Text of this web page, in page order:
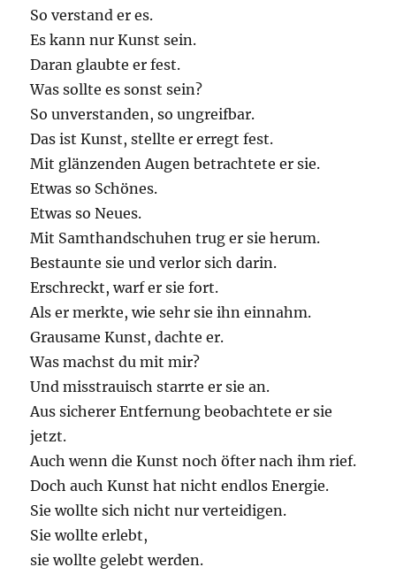
So verstand er es.
Es kann nur Kunst sein.
Daran glaubte er fest.
Was sollte es sonst sein?
So unverstanden, so ungreifbar.
Das ist Kunst, stellte er erregt fest.
Mit glänzenden Augen betrachtete er sie.
Etwas so Schönes.
Etwas so Neues.
Mit Samthandschuhen trug er sie herum.
Bestaunte sie und verlor sich darin.
Erschreckt, warf er sie fort.
Als er merkte, wie sehr sie ihn einnahm.
Grausame Kunst, dachte er.
Was machst du mit mir?
Und misstrauisch starrte er sie an.
Aus sicherer Entfernung beobachtete er sie
jetzt.
Auch wenn die Kunst noch öfter nach ihm rief.
Doch auch Kunst hat nicht endlos Energie.
Sie wollte sich nicht nur verteidigen.
Sie wollte erlebt,
sie wollte gelebt werden.